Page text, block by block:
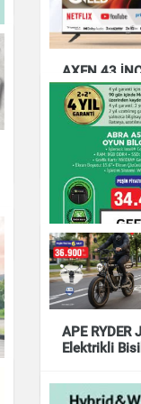
AXEN 43
FRAMELESS
TIZEN OS
QLED TV
OYUN
APE RYDER
Elektrikli
Elektronik